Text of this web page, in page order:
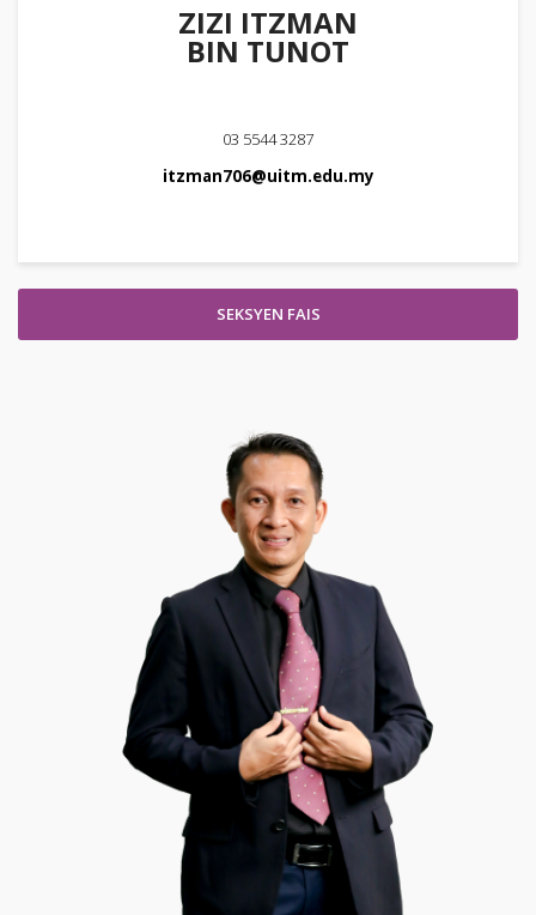
ZIZI ITZMAN
BIN TUNOT
03 5544 3287
itzman706@uitm.edu.my
SEKSYEN FAIS